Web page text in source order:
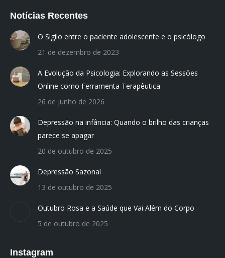
opens
in
new
window
opens
window
opens
new
window
opens
window
opens
new
window
Notícias Recentes
O Sigilo entre o paciente adolescente e o psicólogo
21 de dezembro de 2023
A Evolução da Psicologia: Explorando as Sessões
Online como Ferramenta Terapêutica
26 de junho de 2026
Depressão na infância: Quando o brilho das crianças
parece se apagar
20 de outubro de 2025
Depressão Sazonal
13 de outubro de 2025
Outubro Rosa e a Saúde que Vai Além do Corpo
5 de outubro de 2025
Instagram